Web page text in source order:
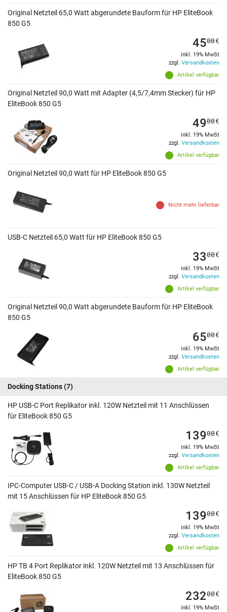
Original Netzteil 65,0 Watt abgerundete Bauform für HP EliteBook
850 G5
Artikel verfügbar
4500€
inkl. 19% MwSt
zzgl. Versandkosten
Original Netzteil 90,0 Watt mit Adapter (4,5/7,4mm Stecker) für HP
EliteBook 850 G5
Artikel verfügbar
4900€
inkl. 19% MwSt
zzgl. Versandkosten
Original Netzteil 90,0 Watt für HP EliteBook 850 G5
Nicht mehr lieferbar
USB-C Netzteil 65,0 Watt für HP EliteBook 850 G5
Artikel verfügbar
3300€
inkl. 19% MwSt
zzgl. Versandkosten
Original Netzteil 90,0 Watt abgerundete Bauform für HP EliteBook
850 G5
Artikel verfügbar
6500€
inkl. 19% MwSt
zzgl. Versandkosten
Docking Stations(7)
HP USB-C Port Replikator inkl. 120W Netzteil mit 11 Anschlüssen
für EliteBook 850 G5
Artikel verfügbar
13900€
inkl. 19% MwSt
zzgl. Versandkosten
IPC-Computer USB-C / USB-A Docking Station inkl. 130W Netzteil
mit 15 Anschlüssen für HP EliteBook 850 G5
Artikel verfügbar
13900€
inkl. 19% MwSt
zzgl. Versandkosten
HP TB 4 Port Replikator inkl. 120W Netzteil mit 13 Anschlüssen für
EliteBook 850 G5
23200€
inkl. 19% MwSt